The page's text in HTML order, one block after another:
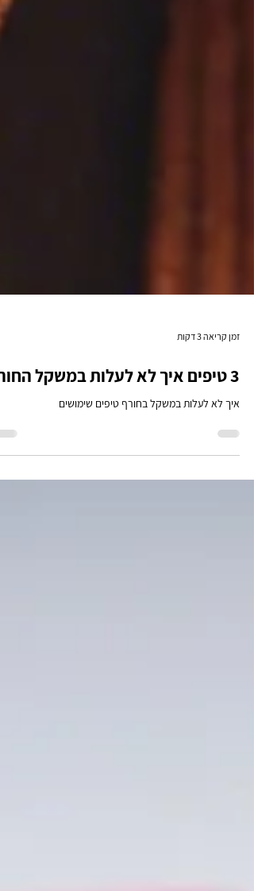
זמן קריאה 3 דקות
3 טיפים איך לא לעלות במשקל החורף
איך לא לעלות במשקל בחורף טיפים שימושים